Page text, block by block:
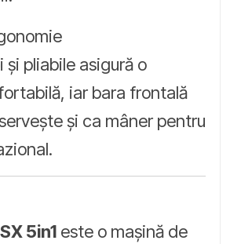
și pliabile asigură o
iar bara frontală
și ca mâner pentru
5in1 este o mașină de